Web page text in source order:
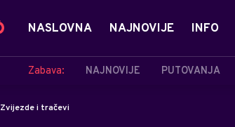
NASLOVNA NAJNOVIJE INFO
Zabava: NAJNOVIJE PUTOVANJA
Zvijezde i tračevi